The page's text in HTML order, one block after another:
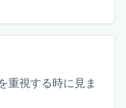
重視する時に見ま